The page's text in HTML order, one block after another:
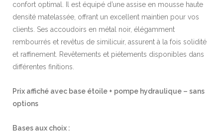
confort optimal. Il est équipé d’une assise en mousse haute
densité matelassée, offrant un excellent maintien pour vos
clients. Ses accoudoirs en métal noir, élégamment
rembourrés et revêtus de similicuir, assurent à la fois solidité
et raffinement. Revêtements et piétements disponibles dans
différentes finitions.
Prix affiché avec base étoile + pompe hydraulique – sans
options
Bases aux choix :